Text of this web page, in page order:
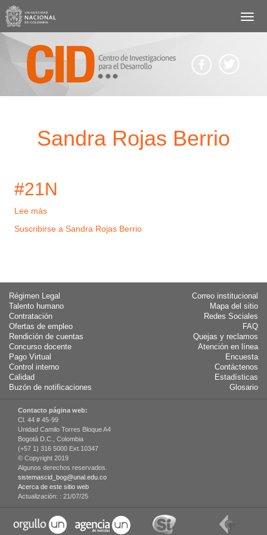
Pasar
al
contenido
principal
Body
Sandra Rojas Berrio
#21N
Lee mássobre
Suscribirse a Sandra Rojas Berrio
Régimen Legal
Talento humano
Contratación
Ofertas de empleo
Rendición de cuentas
Concurso docente
Pago Virtual
Control interno
Calidad
Buzón de notificaciones
Correo institucional
Mapa del sitio
Redes Sociales
FAQ
Quejas y reclamos
Atención en línea
Encuesta
Contáctenos
Estadísticas
Glosario
Contacto página web:
Cl. 44 # 45-99
Unidad Camilo Torres Bloque A4
Bogotá D.C., Colombia
(+57 1) 316 5000 Ext.10347
© Copyright 2019
Algunos derechos reservados.
sistemascid_bog@unal.edu.co
Acerca de este sitio web
Actualización: : 21/07/25